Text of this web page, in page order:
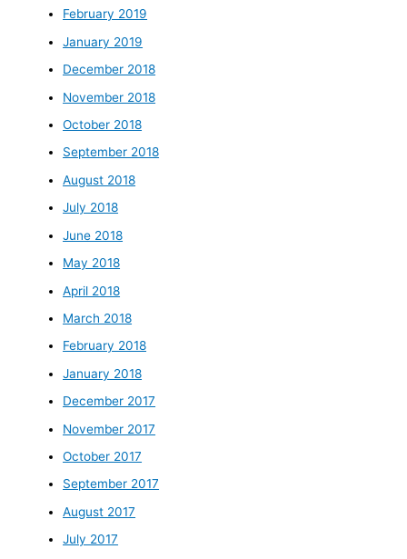
February 2019
January 2019
December 2018
November 2018
October 2018
September 2018
August 2018
July 2018
June 2018
May 2018
April 2018
March 2018
February 2018
January 2018
December 2017
November 2017
October 2017
September 2017
August 2017
July 2017